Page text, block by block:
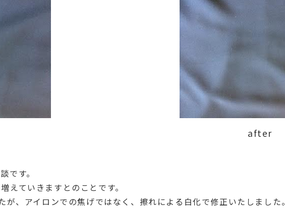
after
です。
えていきますとのことです。
、アイロンでの焦げではなく、擦れによる白化で修正いたしました。